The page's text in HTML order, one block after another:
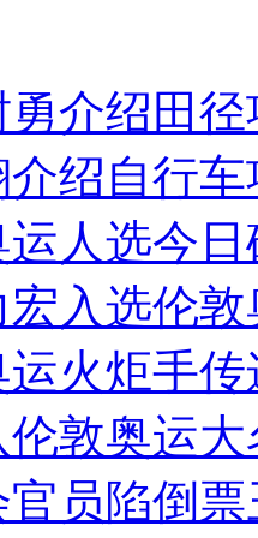
减压"枕头大战"
窜
介绍田
绍自行
运人选今
入选伦
火炬手
敦奥运
员陷倒